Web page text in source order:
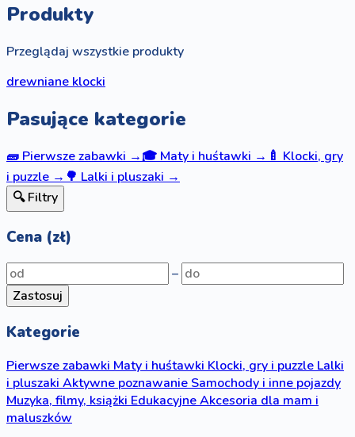
Produkty
Przeglądaj wszystkie produkty
drewniane klocki
Pasujące kategorie
🧱Pierwsze zabawki→🎓Maty i huśtawki→🍼Klocki, gry
i puzzle→🌳Lalki i pluszaki→
🔍 Filtry
Cena (zł)
–
Zastosuj
Kategorie
Pierwsze zabawki Maty i huśtawki Klocki, gry i puzzle Lalki
i pluszaki Aktywne poznawanie Samochody i inne pojazdy
Muzyka, filmy, książki EdukacyjneAkcesoria dla mam i
maluszków